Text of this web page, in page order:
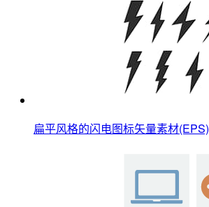
扁平风格的闪电图标矢量素材(EPS)